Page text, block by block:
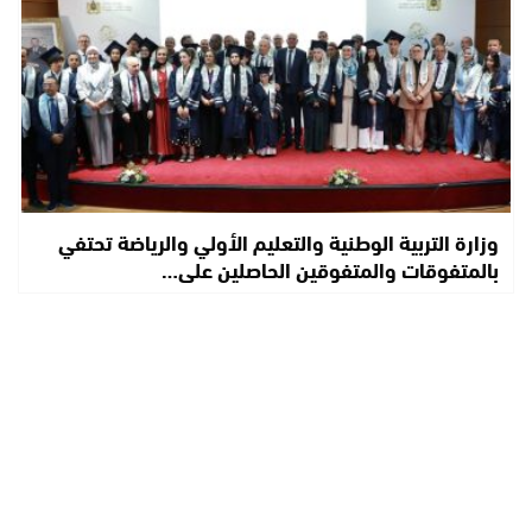
وزارة التربية الوطنية والتعليم الأولي والرياضة تحتفي
بالمتفوقات والمتفوقين الحاصلين على…